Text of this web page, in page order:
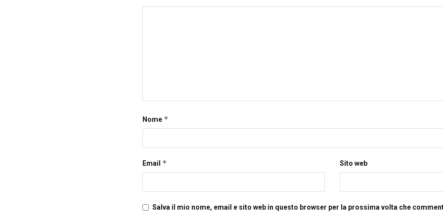
Nome *
Email * Sito web
Salva il mio nome, email e sito web in questo browser per la prossima volta che